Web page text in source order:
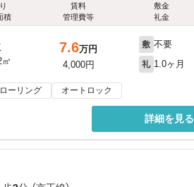
積
賃料
管理費等
敷金
礼金
7.6万円
4,000円
敷 不要
礼 1.0ヶ月
ーリング オートロック
詳細を見る